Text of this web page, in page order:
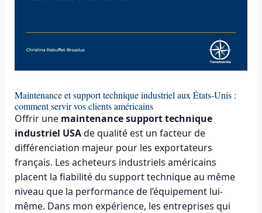
Maintenance et support technique industriel aux États-Unis :
comment servir vos clients américains
Offrir une maintenance support technique
industriel USAde qualité est un facteur de
différenciation majeur pour les exportateurs
français. Les acheteurs industriels américains
placent la fiabilité du support technique au même
niveau que la performance de l’équipement lui-
même. Dans mon expérience, les entreprises qui